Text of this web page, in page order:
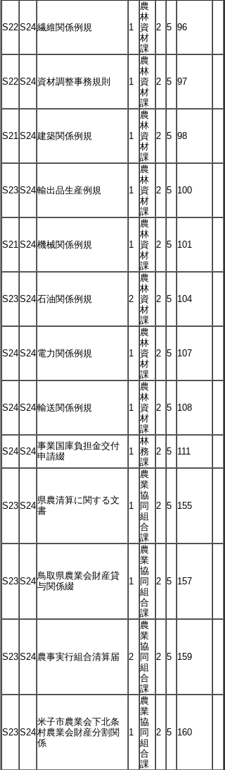
S22S24繊維関係例規 1
農
林
資
材
課
2 5 96
S22S24 資材調整事務規則 1
農
林
資
材
課
2 5 97
S21S24建築関係例規 1
農
林
資
材
課
2 5 98
S23S24輸出品生産例規 1
農
林
資
材
課
2 5 100
S21S24機械関係例規 1
農
林
資
材
課
2 5 101
S23S24石油関係例規 2
農
林
資
材
課
2 5 104
S24S24 電力関係例規 1
農
林
資
材
課
2 5 107
S24S24輸送関係例規 1
農
林
資
材
課
2 5 108
S24S24
事業国庫負担金交付
申請綴
1
林
務
課
2 5 111
S23S24
県農清算に関する文
書
1
農
業
協
同
組
合
課
2 5 155
S23S24
鳥取県農業会財産貸
与関係綴
1
農
業
協
同
組
合
課
2 5 157
S23S24 農事実行組合清算届 2
農
業
協
同
組
合
課
2 5 159
S23S24
米子市農業会下北条
村農業会財産分割関
係
1
農
業
協
同
組
合
課
2 5 160